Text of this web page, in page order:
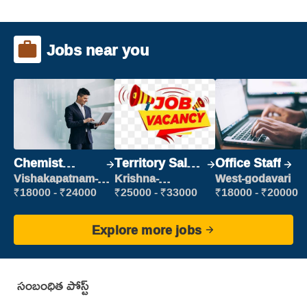
Jobs near you
Chemist
Production
Executive
Vishakapatnam-
new
₹18000 - ₹24000
Territory Sales
Manager
Krishna-
vijayawada
₹25000 - ₹33000
Office Staff
West-godavari
₹18000 - ₹20000
Explore more jobs
సంబంధిత పోస్ట్